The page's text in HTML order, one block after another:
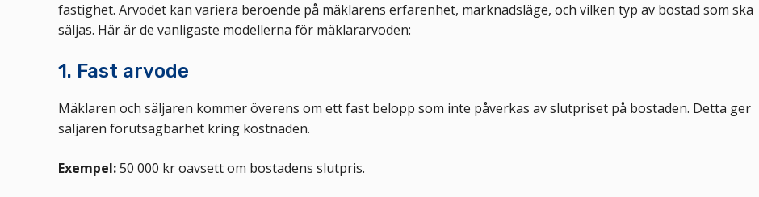
fastighet. Arvodet kan variera beroende på mäklarens erfarenhet, marknadsläge, och vilken typ av bostad som ska
säljas. Här är de vanligaste modellerna för mäklararvoden:
1. Fast arvode
Mäklaren och säljaren kommer överens om ett fast belopp som inte påverkas av slutpriset på bostaden. Detta ger
säljaren förutsägbarhet kring kostnaden.
Exempel:50 000 kr oavsett om bostadens slutpris.